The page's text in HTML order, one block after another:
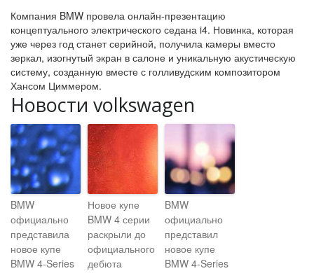
Компания BMW провела онлайн-презентацию
концептуального электрического седана i4. Новинка, которая
уже через год станет серийной, получила камеры вместо
зеркал, изогнутый экран в салоне и уникальную акустическую
систему, созданную вместе с голливудским композитором
Хансом Циммером.
Новости volkswagen
BMW
официально
представила
новое купе
BMW 4-Series
Новое купе
BMW 4 серии
раскрыли до
официального
дебюта
BMW
официально
представил
новое купе
BMW 4-Series